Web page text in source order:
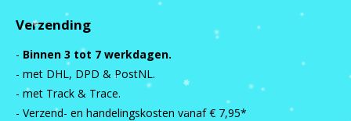
Verzending
- Binnen 3 tot 7 werkdagen.
- met DHL, DPD & PostNL.
- met Track & Trace.
- Verzend- en handelingskosten vanaf € 7,95*